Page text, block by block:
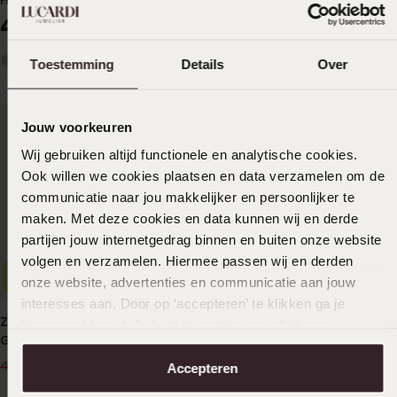
Toestemming Details Over
Jouw voorkeuren
Wij gebruiken altijd functionele en analytische cookies.
Ook willen we cookies plaatsen en data verzamelen om de
communicatie naar jou makkelijker en persoonlijker te
maken. Met deze cookies en data kunnen wij en derde
partijen jouw internetgedrag binnen en buiten onze website
volgen en verzamelen. Hiermee passen wij en derden
onze website, advertenties en communicatie aan jouw
interesses aan. Door op ‘accepteren’ te klikken ga je
aanpassen. Lees er meer over in onscookiebeleid.
Accepteren
besetztem Herzanhänger
49 99
Zweifarbiges Armband, 585
Gold
479.99
Nachhaltig
vergoldet, mit
5999
Bestseller